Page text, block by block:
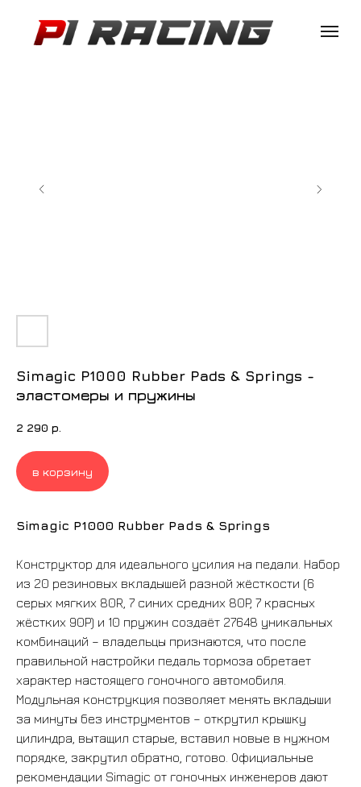
Simagic P1000 Rubber Pads & Springs -
эластомеры и пружины
2 290 р.
в корзину
Simagic P1000 Rubber Pads & Springs
Конструктор для идеального усилия на педали. Набор
из 20 резиновых вкладышей разной жёсткости (6
серых мягких 80R, 7 синих средних 80P, 7 красных
жёстких 90P) и 10 пружин создаёт 27648 уникальных
комбинаций – владельцы признаются, что после
правильной настройки педаль тормоза обретает
характер настоящего гоночного автомобиля.
Модульная конструкция позволяет менять вкладыши
за минуты без инструментов – открутил крышку
цилиндра, вытащил старые, вставил новые в нужном
порядке, закрутил обратно, готово. Официальные
рекомендации Simagic от гоночных инженеров дают